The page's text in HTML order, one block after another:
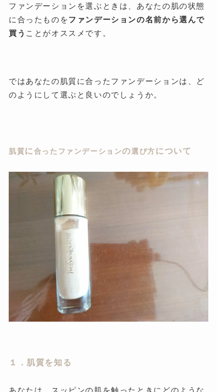
ファンデーションを選ぶときは、あなたの肌の状態
に合ったものをファンデーションの名前から選んで
買う ことがオススメです。
ではあなたの肌質に合ったファンデーションは、ど
のようにして選ぶと良いのでしょうか。
肌質に合ったファンデーションの選び方について
１．肌質を知る